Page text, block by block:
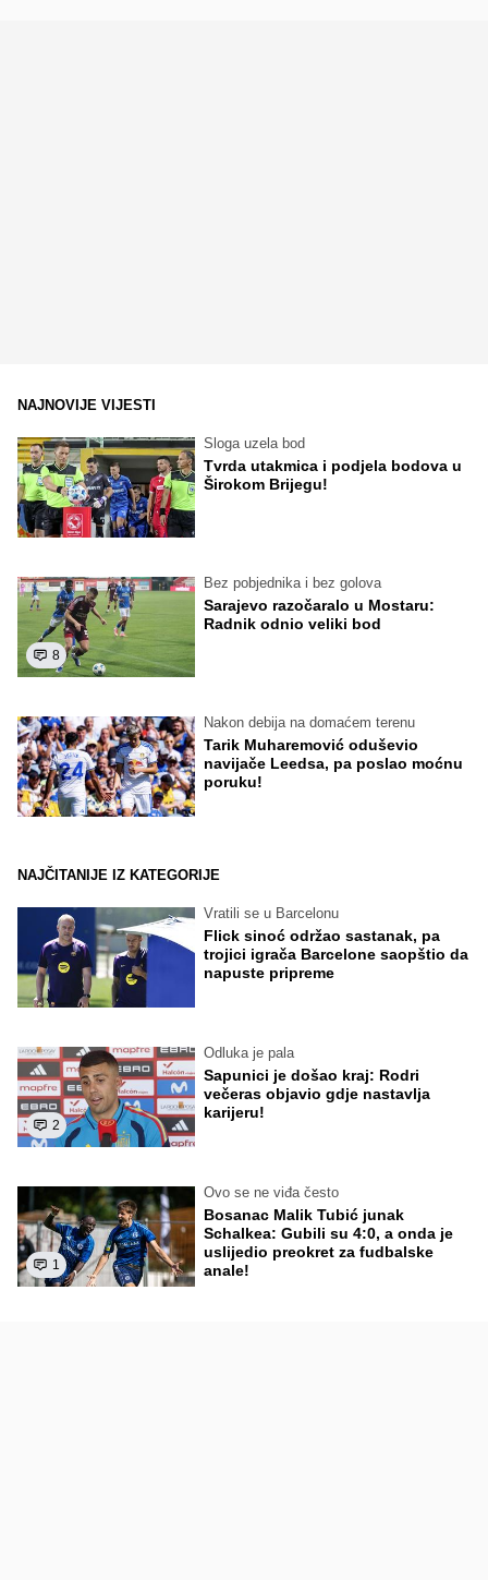
NAJNOVIJE VIJESTI
Sloga uzela bod
Tvrda utakmica i podjela bodova u
Širokom Brijegu!
8
Bez pobjednika i bez golova
Sarajevo razočaralo u Mostaru:
Radnik odnio veliki bod
Nakon debija na domaćem terenu
Tarik Muharemović oduševio
navijače Leedsa, pa poslao moćnu
poruku!
NAJČITANIJE IZ KATEGORIJE
Vratili se u Barcelonu
Flick sinoć održao sastanak, pa
trojici igrača Barcelone saopštio da
napuste pripreme
2
Odluka je pala
Sapunici je došao kraj: Rodri
večeras objavio gdje nastavlja
karijeru!
1
Ovo se ne viđa često
Bosanac Malik Tubić junak
Schalkea: Gubili su 4:0, a onda je
uslijedio preokret za fudbalske
anale!